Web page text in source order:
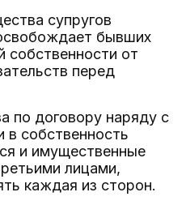
супругов
бывших
собственности от
перед
по договору наряду с
собственность
и имущественные
лицами,
каждая из сторон.